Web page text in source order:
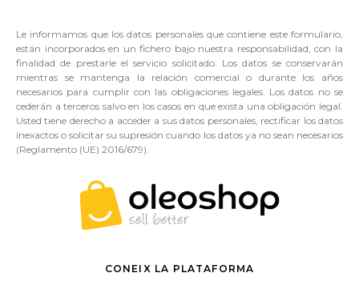
Le informamos que los datos personales que contiene este formulario,
están incorporados en un fichero bajo nuestra responsabilidad, con la
finalidad de prestarle el servicio solicitado. Los datos se conservarán
mientras se mantenga la relación comercial o durante los años
necesarios para cumplir con las obligaciones legales. Los datos no se
cederán a terceros salvo en los casos en que exista una obligación legal.
Usted tiene derecho a acceder a sus datos personales, rectificar los datos
inexactos o solicitar su supresión cuando los datos ya no sean necesarios
(Reglamento (UE) 2016/679).
CONEIX LA PLATAFORMA